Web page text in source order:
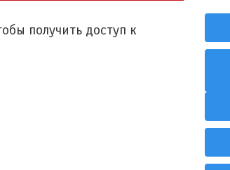
получить доступ к